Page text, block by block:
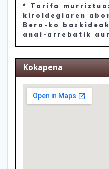
* Tarifa
kiroldegiaren
Bera-ko
anai-arrebatik
Kokapena